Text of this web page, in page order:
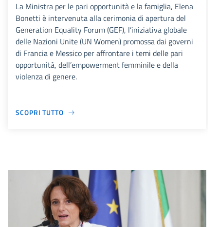
La Ministra per le pari opportunità e la famiglia, Elena
Bonetti è intervenuta alla cerimonia di apertura del
Generation Equality Forum (GEF), l’iniziativa globale
delle Nazioni Unite (UN Women) promossa dai governi
di Francia e Messico per affrontare i temi delle pari
opportunità, dell’empowerment femminile e della
violenza di genere.
SCOPRI TUTTO